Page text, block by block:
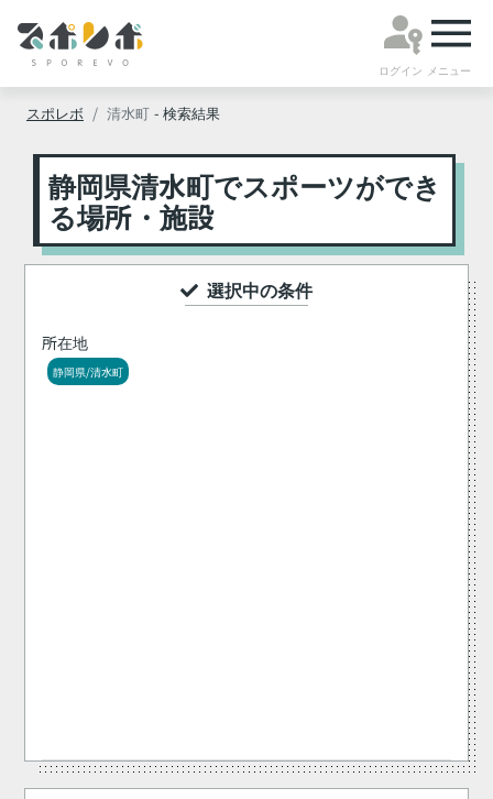
ログイン メニュー
スポレボ 清水町 - 検索結果
静岡県清水町でスポーツができ
る場所・施設
選択中の条件
所在地
静岡県/清水町